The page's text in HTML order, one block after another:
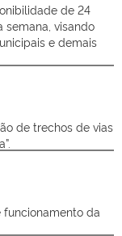
de 24
semana, visando
e demais
de trechos de vias
da